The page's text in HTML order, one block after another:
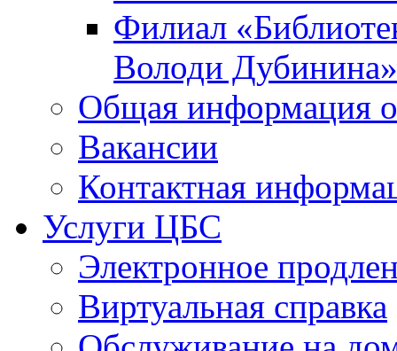
Филиал
Володи Дубинина»
Общая информация
Вакансии
Контактная
Услуги ЦБС
Электронное
Виртуальная справка